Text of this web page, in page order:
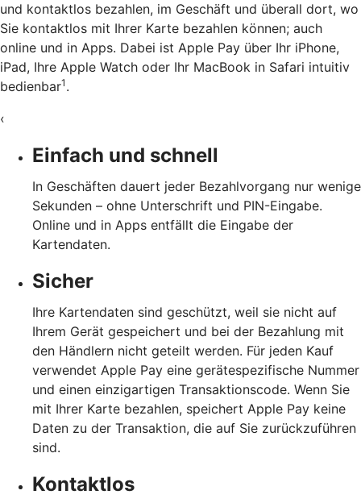
und kontaktlos bezahlen, im Geschäft und überall dort, wo
Sie kontaktlos mit Ihrer Karte bezahlen können; auch
online und in Apps. Dabei ist Apple Pay über Ihr iPhone,
iPad, Ihre Apple Watch oder Ihr MacBook in Safari intuitiv
bedienbar1 .
‹
Einfach und schnell
In Geschäften dauert jeder Bezahlvorgang nur wenige
Sekunden – ohne Unterschrift und PIN-Eingabe.
Online und in Apps entfällt die Eingabe der
Kartendaten.
Sicher
Ihre Kartendaten sind geschützt, weil sie nicht auf
Ihrem Gerät gespeichert und bei der Bezahlung mit
den Händlern nicht geteilt werden. Für jeden Kauf
verwendet Apple Pay eine gerätespezifische Nummer
und einen einzigartigen Transaktionscode. Wenn Sie
mit Ihrer Karte bezahlen, speichert Apple Pay keine
Daten zu der Transaktion, die auf Sie zurückzuführen
sind.
Kontaktlos